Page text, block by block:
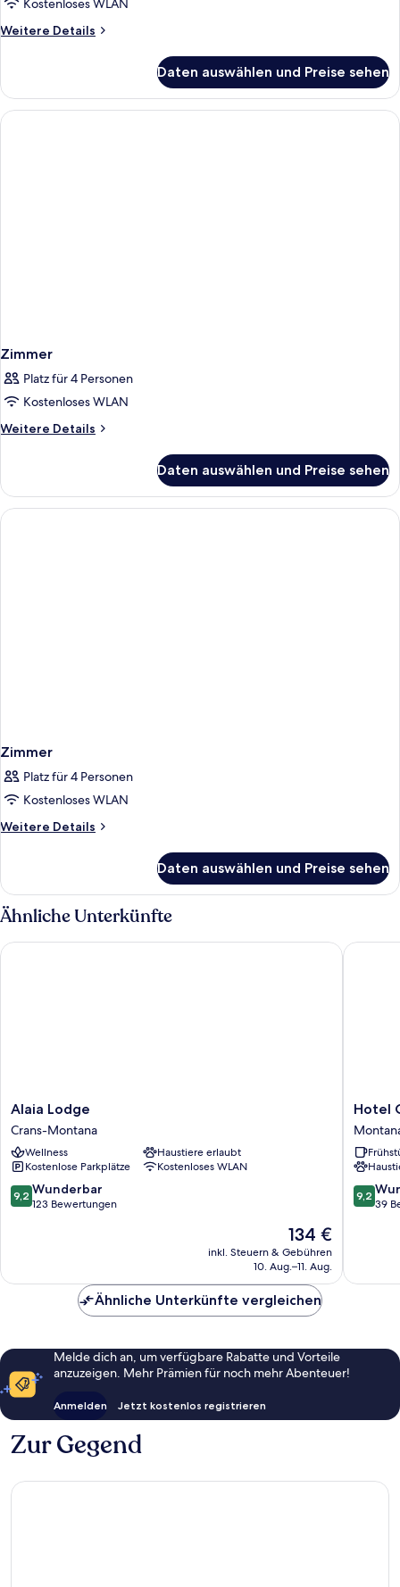
Kostenloses WLAN
Weitere Details
Weitere
Daten auswählen und Preise sehen
Zimmer
Platz für 4 Personen
Kostenloses WLAN
Weitere Details
Weitere
Daten auswählen und Preise sehen
Zimmer
Platz für 4 Personen
Kostenloses WLAN
Weitere Details
Weitere
Daten auswählen und Preise sehen
Ähnliche Unterkünfte
Alaia
Lodge
Crans-
Montana
Alaia Lodge
Crans-Montana
Wellness
Haustiere erlaubt
Kostenlose Parkplätze
Kostenloses WLAN
9.2
von
9,2 Wunderbar
123 Bewertungen
Der
Preis
beträgt
134 €
inkl. Steuern & Gebühren
10. Aug.–11. Aug.
Alaia Lodge
Hotel
Central
Hotel
9.2
von
9,2
39
Hotel
Ähnliche Unterkünfte vergleichen
Melde dich an, um verfügbare Rabatte und Vorteile
anzuzeigen. Mehr Prämien für noch mehr Abenteuer!
Anmelden Jetzt kostenlos registrieren
Zur Gegend